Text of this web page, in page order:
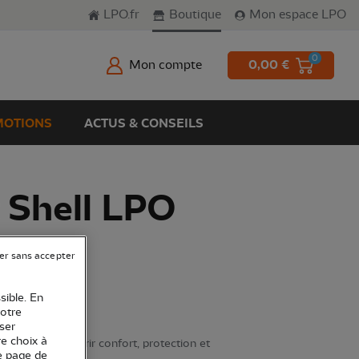
LPO.fr Boutique Mon espace LPO
Mon compte 0,00 € 0
ACTUS & CONSEILS
LPO
pour offrir confort, protection et
En
choix à
page de
sans accepter